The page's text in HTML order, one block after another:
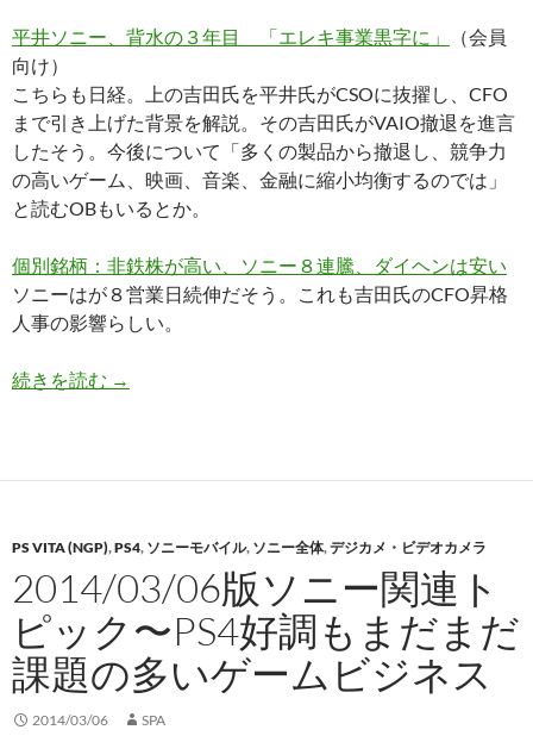
平井ソニー、背水の３年目 「エレキ事業黒字に」
（会員
向け）
こちらも日経。上の吉田氏を平井氏がCSOに抜擢し、CFO
まで引き上げた背景を解説。その吉田氏がVAIO撤退を進言
したそう。今後について「多くの製品から撤退し、競争力
の高いゲーム、映画、音楽、金融に縮小均衡するのでは」
と読むOBもいるとか。
個別銘柄：非鉄株が高い、ソニー８連騰、ダイヘンは安い
ソニーはが８営業日続伸だそう。これも吉田氏のCFO昇格
人事の影響らしい。
続きを読む 2014/04/01版ソニー関連トピック〜VAIO撤退
→
PS VITA (NGP),PS4, ソニーモバイル, ソニー全体,デジカメ・ビデオカメラ
2014/03/06版ソニー関連ト
ピック〜PS4好調もまだまだ
課題の多いゲームビジネス
2014/03/06 SPA